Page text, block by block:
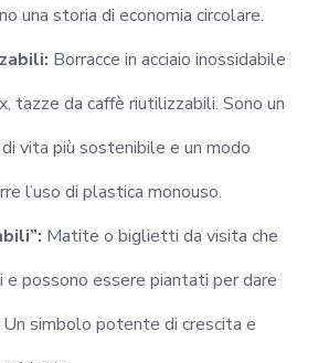
una storia di economia circolare.
Borracce in acciaio inossidabile
tazze da caffè riutilizzabili. Sono un
vita più sostenibile e un modo
l’uso di plastica monouso.
Matite o biglietti da visita che
e possono essere piantati per dare
Un simbolo potente di crescita e